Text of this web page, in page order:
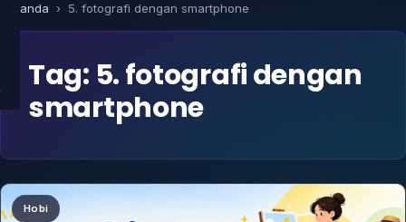
Beranda › 5. fotografi dengan smartphone
Tag: 5. fotografi dengan
smartphone
Hobi